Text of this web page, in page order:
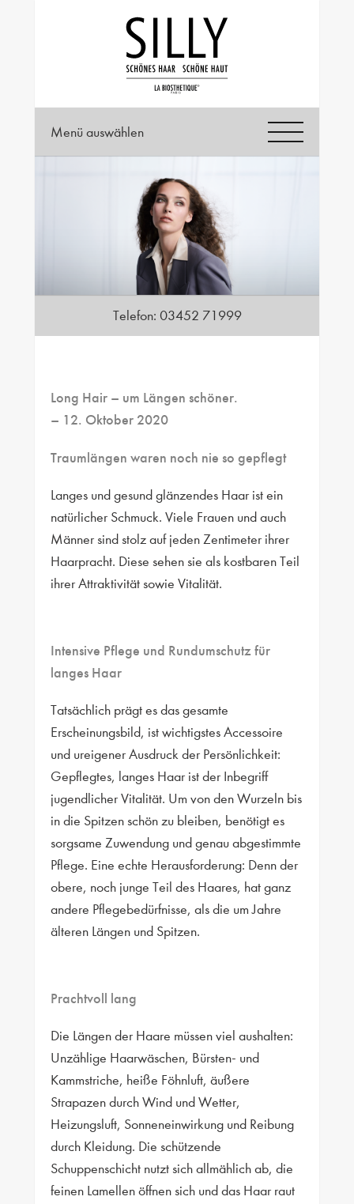
Menü auswählen
Telefon: 03452 71999
Long Hair – um Längen schöner.
– 12. Oktober 2020
Traumlängen waren noch nie so gepflegt
Langes und gesund glänzendes Haar ist ein
natürlicher Schmuck. Viele Frauen und auch
Männer sind stolz auf jeden Zentimeter ihrer
Haarpracht. Diese sehen sie als kostbaren Teil
ihrer Attraktivität sowie Vitalität.
Intensive Pflege und Rundumschutz für
langes Haar
Tatsächlich prägt es das gesamte
Erscheinungsbild, ist wichtigstes Accessoire
und ureigener Ausdruck der Persönlichkeit:
Gepflegtes, langes Haar ist der Inbegriff
jugendlicher Vitalität. Um von den Wurzeln bis
in die Spitzen schön zu bleiben, benötigt es
sorgsame Zuwendung und genau abgestimmte
Pflege. Eine echte Herausforderung: Denn der
obere, noch junge Teil des Haares, hat ganz
andere Pflegebedürfnisse, als die um Jahre
älteren Längen und Spitzen.
Prachtvoll lang
Die Längen der Haare müssen viel aushalten:
Unzählige Haarwäschen, Bürsten- und
Kammstriche, heiße Föhnluft, äußere
Strapazen durch Wind und Wetter,
Heizungsluft, Sonneneinwirkung und Reibung
durch Kleidung. Die schützende
Schuppenschicht nutzt sich allmählich ab, die
feinen Lamellen öffnen sich und das Haar raut